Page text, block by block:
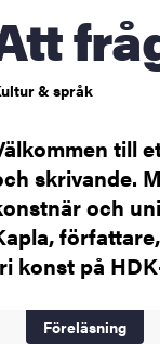
Att
& språk
till
skrivande.
och
konst på
Föreläsning